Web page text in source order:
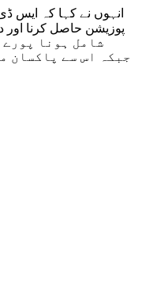
شامل ہونا
جبکہ اس سے پاکسان